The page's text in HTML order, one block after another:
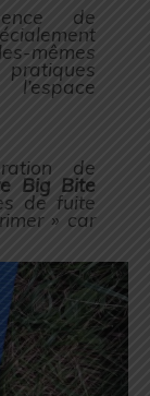
de
mêmes
pratiques
de
Big Bite
de fuite
» car